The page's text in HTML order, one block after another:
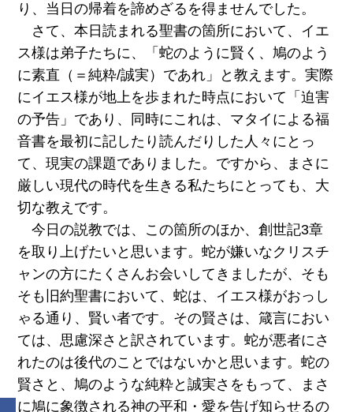
り、当日の帰着を諦めざるを得ませんでした。
さて、本日読まれる聖書の箇所において、イエ
ス様は弟子たちに、「蛇のように賢く、鳩のよう
に素直（＝純粋/誠実）であれ」と教えます。実際
にイエス様が地上を歩まれた時点において「迫害
の予告」であり、同時にこれは、マタイによる福
音書を最初に記したり読んだりした人々にとっ
て、現実の課題でありました。ですから、まさに
厳しい現代の時代を生きる私たちにとっても、大
切な教えです。
今日の説教では、この箇所のほか、創世記3章
を取り上げたいと思います。蛇が嫌いなクリスチ
ャンの方にたくさんお会いしてきましたが、そも
そも旧約聖書において、蛇は、イエス様がおっし
ゃる通り、賢い者です。その賢さは、箴言におい
ては、思慮深さと訳されています。蛇が悪者にさ
れたのは後代のことではないかと思います。蛇の
賢さと、鳩のような純粋と誠実さをもって、まさ
に鳩に象徴される神の平和・愛を告げ知らせるの